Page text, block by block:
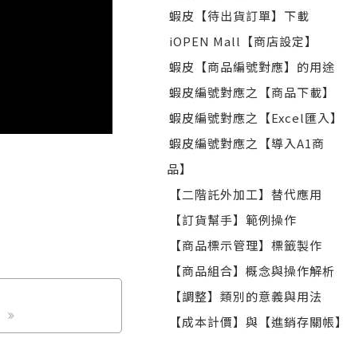
蝦皮【待出貨訂單】下載
iOPEN Mall【商店設定】
蝦皮【商品編號對應】的用途
蝦皮編號對應之【商品下載】
蝦皮編號對應之【Excel匯入】
蝦皮編號對應之【導入A1商
品】
【二階託外加工】替代應用
【訂貨幫手】範例操作
【商品標示管理】標籤製作
【商品組合】概念與操作解析
【調整】類別的意義與用法
【成本計價】與【進銷存關帳